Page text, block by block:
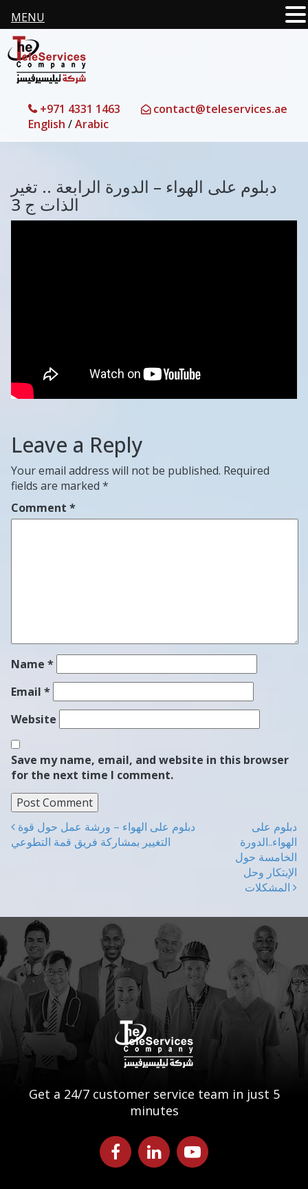
+971 4331 1463
contact@teleservices.ae
English /Arabic
دبلوم على الهواء – الدورة الرابعة .. تغير
الذات ج 3
Leave a Reply
Your email address will not be published. Required
fields are marked *
Comment *
Name *
Email *
Website
Save my name, email, and website in this browser
for the next time I comment.
Post navigation
التغيير بمشاركة فريق قمة التطوعي
دبلوم على
الهواء..الدورة
الخامسة حول
الإبتكار وحل
Get a 24/7 customer service team in just 5
minutes
MENU